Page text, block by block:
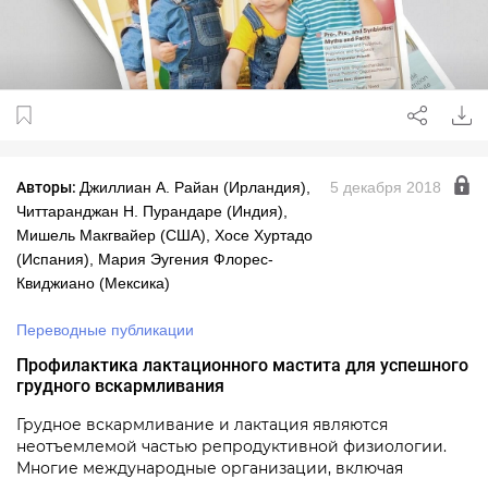
Авторы: Джиллиан А. Райан (Ирландия),
Читтаранджан Н. Пурандаре (Индия),
Мишель Макгвайер (США), Хосе Хуртадо
(Испания), Мария Эугения Флорес-
Квиджиано (Мексика)
Переводные публикации
5 декабря 2018
Профилактика лактационного мастита для успешного
грудного вскармливания
Грудное вскармливание и лактация являются
неотъемлемой частью репродуктивной физиологии.
Многие международные организации, включая